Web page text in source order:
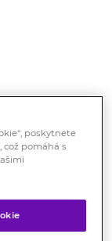
vzniklému i v
poskytnete
pomáhá s